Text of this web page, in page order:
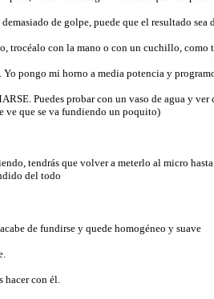
de golpe, puede que el resultado
trocéalo con la mano o con un cuchillo,
pongo mi horno a media potencia y
Puedes probar con un vaso de agua y
ve que se va fundiendo un poquito)
tendrás que volver a meterlo al micro
del todo
de fundirse y quede homogéneo y suave
hacer con él.